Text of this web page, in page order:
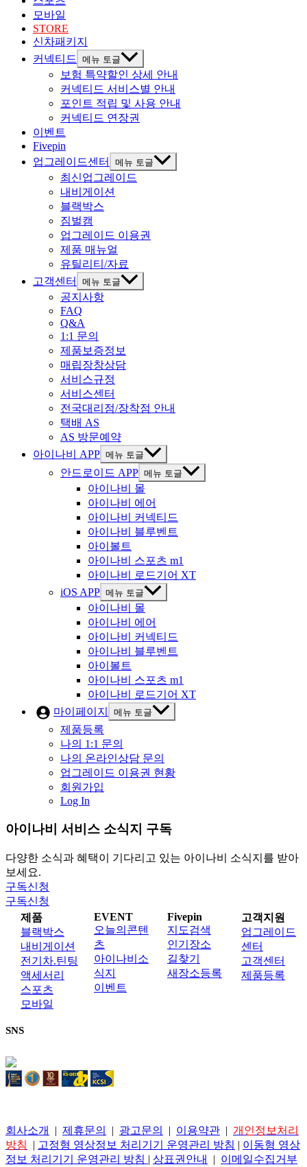
모바일
STORE
신차패키지
커넥티드
메뉴 토글
보험 특약할인 상세 안내
커넥티드 서비스별 안내
포인트 적립 및 사용 안내
커넥티드 연장권
이벤트
Fivepin
업그레이드센터
메뉴 토글
최신업그레이드
내비게이션
블랙박스
짐벌캠
업그레이드 이용권
제품 매뉴얼
유틸리티/자료
고객센터
메뉴 토글
공지사항
FAQ
Q&A
1:1 문의
제품보증정보
매립장창상담
서비스규정
서비스센터
전국대리점/장착점 안내
택배 AS
AS 방문예약
아이나비 APP 메뉴 토글
안드로이드 APP 메뉴 토글
아이나비 몰
아이나비 에어
아이나비 커넥티드
아이나비 블루벤트
아이볼트
아이나비 스포츠 m1
아이나비 로드기어 XT
iOS APP 메뉴 토글
아이나비 몰
아이나비 에어
아이나비 커넥티드
아이나비 블루벤트
아이볼트
아이나비 스포츠 m1
아이나비 로드기어 XT
마이페이지
메뉴 토글
제품등록
나의 1:1 문의
나의 온라인상담 문의
업그레이드 이용권 현황
회원가입
Log In
아이나비 서비스 소식지 구독
다양한 소식과 혜택이 기다리고 있는 아이나비 소식지를 받아
보세요.
구독신청
구독신청
제품
블랙박스
내비게이션
전기차.틴팅
액세서리
스포츠
모바일
EVENT
오늘의콘텐
츠
아이나비소
식지
이벤트
Fivepin
지도검색
인기장소
길찾기
새장소등록
고객지원
업그레이드
센터
고객센터
제품등록
SNS
회사소개 | 제휴문의 | 광고문의 | 이용약관 | 개인정보처리
방침
| 고정형 영상정보 처리기기 운영관리 방침 | 이동형 영상
정보 처리기기 운영관리 방침 | 상표권안내 | 이메일수집거부